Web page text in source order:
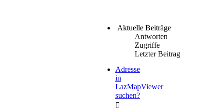
Aktuelle Beiträge
Antworten
Zugriffe
Letzter Beitrag
Adresse
in
LazMapViewer
suchen?